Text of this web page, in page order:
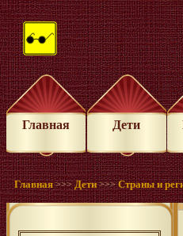
Главная Дети
Главная >>>Дети >>>Страны и